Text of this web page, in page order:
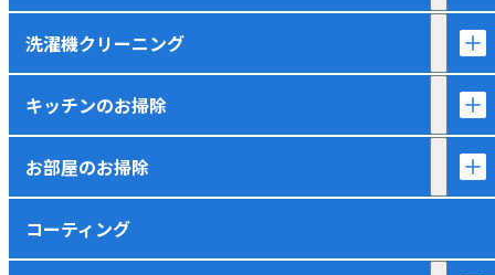
洗濯機クリーニング
キッチンのお掃除
お部屋のお掃除
コーティング